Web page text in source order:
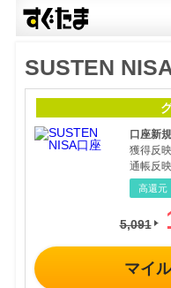
SUSTEN
口座新
獲得反映
通帳反映
高還元
5,091
マイ